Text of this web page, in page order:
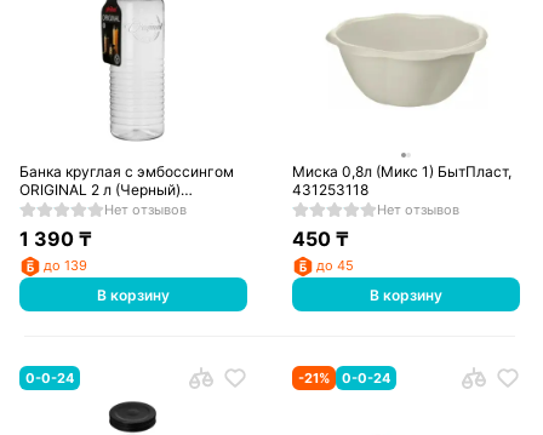
Банка круглая с эмбоссингом
ORIGINAL 2 л (Черный)
БытПласт
Нет отзывов
1 390₸
до 139
В корзину
Миска 0,8л (Микс 1) БытПласт,
431253118
Нет отзывов
450 ₸
до 45
В корзину
0-0-24 -21% 0-0-24